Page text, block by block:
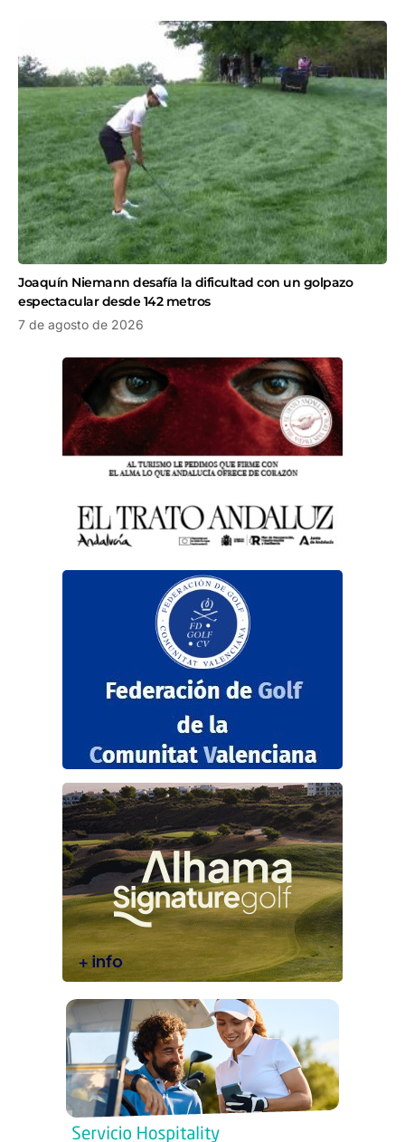
Joaquín Niemann desafía la dificultad con un golpazo
espectacular desde 142 metros
7 de agosto de 2026